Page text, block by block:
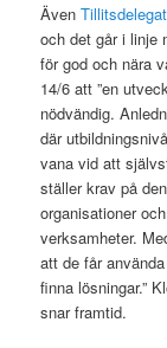
Även
och det går i linje
för god och nära
14/6 att ”en
nödvändig.
där
vana vid att
ställer krav på
organisationer
verksamheter.
att de får
finna lösningar.”
snar framtid.